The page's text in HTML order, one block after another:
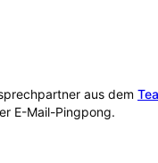
aus dem
E-Mail-Pingpong.